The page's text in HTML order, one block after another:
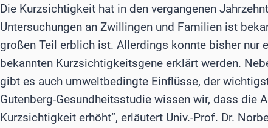
Die Kurzsichtigkeit hat in den vergangenen
Untersuchungen an Zwillingen und Familien ist
großen Teil erblich ist. Allerdings konnte bisher nur
bekannten Kurzsichtigkeitsgene erklärt werden.
gibt es auch umweltbedingte Einflüsse, der
Gutenberg-Gesundheitsstudie wissen wir, dass die
Kurzsichtigkeit erhöht”, erläutert Univ.-Prof. Dr.